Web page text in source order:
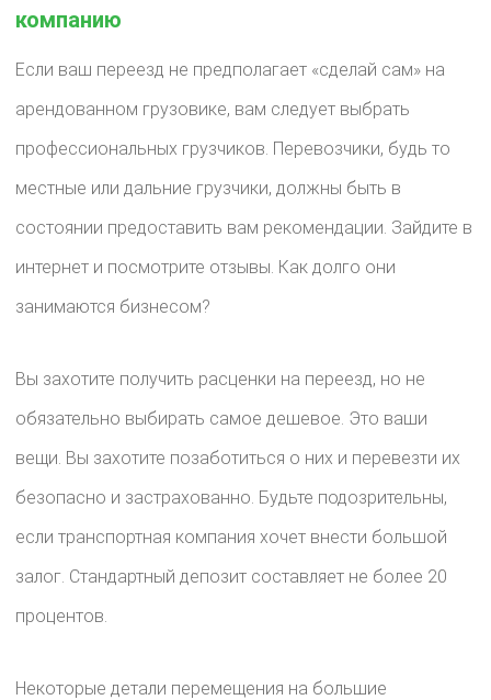
компанию
Если ваш переезд не предполагает «сделай сам» на
арендованном грузовике, вам следует выбрать
профессиональных грузчиков. Перевозчики, будь то
местные или дальние грузчики, должны быть в
состоянии предоставить вам рекомендации. Зайдите в
интернет и посмотрите отзывы. Как долго они
занимаются бизнесом?
Вы захотите получить расценки на переезд, но не
обязательно выбирать самое дешевое. Это ваши
вещи. Вы захотите позаботиться о них и перевезти их
безопасно и застрахованно. Будьте подозрительны,
если транспортная компания хочет внести большой
залог. Стандартный депозит составляет не более 20
процентов.
Некоторые детали перемещения на большие